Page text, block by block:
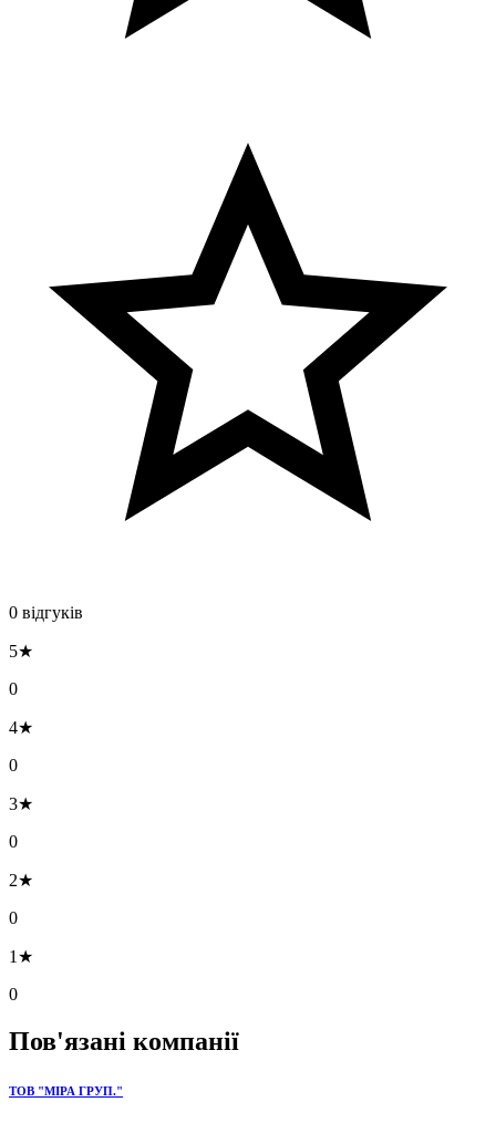
0 відгуків
5★
0
4★
0
3★
0
2★
0
1★
0
Пов'язані компанії
ТОВ "МІРА ГРУП."